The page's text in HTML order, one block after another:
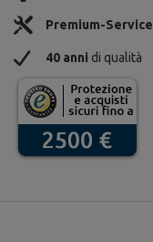
Premium-Service
40 anni di qualità